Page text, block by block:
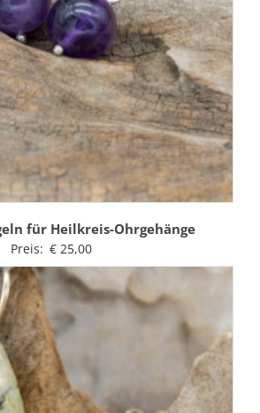
für Heilkreis-Ohrgehänge
Preis: €25,00